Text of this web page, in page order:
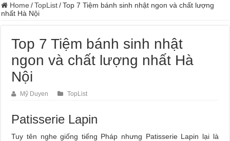
Home / TopList / Top 7 Tiệm bánh sinh nhật ngon và chất lượng
nhất Hà Nội
Top 7 Tiệm bánh sinh nhật
ngon và chất lượng nhất Hà
Nội
Mỹ Duyen TopList
Patisserie Lapin
Tuy tên nghe giống tiếng Pháp nhưng Patisserie Lapin lại là